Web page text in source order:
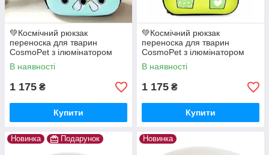
💚Космічний рюкзак
переноска для тварин
CosmoPet з ілюмінатором
для собак та котів Ромашка
В наявності
1 175 ₴
Купити
💚Космічний рюкзак
переноска для тварин
CosmoPet з ілюмінатором
для собак та котів Кактус
Зелений
В наявності
1 175 ₴
Купити
Новинка Подарунок Новинка